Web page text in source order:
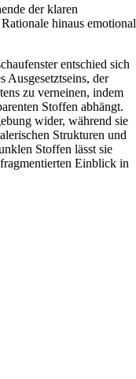
der klaren
hinaus emotional
entschied sich
Ausgesetztseins, der
zu verneinen, indem
Stoffen abhängt.
wider, während sie
Strukturen und
Stoffen lässt sie
Einblick in